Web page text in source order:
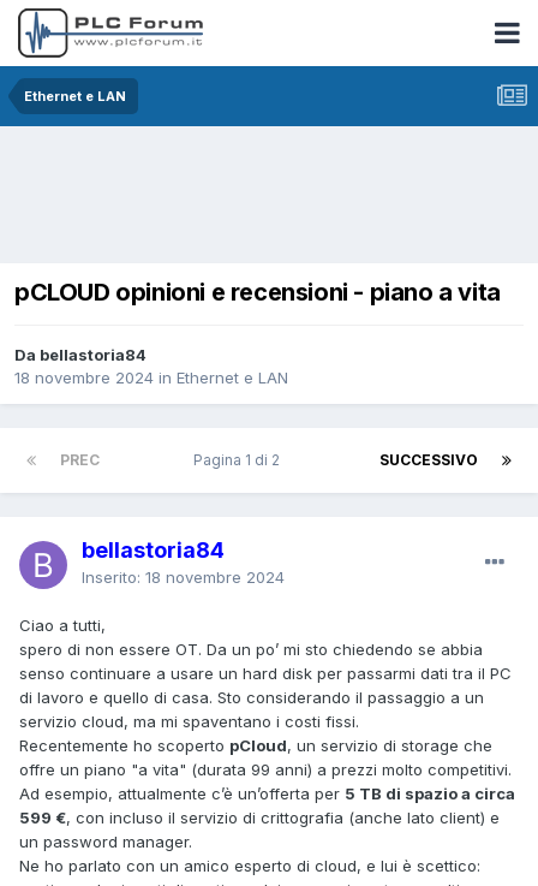
Ethernet e LAN
pCLOUD opinioni e recensioni - piano a vita
Da bellastoria84
18 novembre 2024 in Ethernet e LAN
PREC SUCCESSIVO
Pagina 1 di 2
bellastoria84
Inserito: 18 novembre 2024
Ciao a tutti,
spero di non essere OT. Da un po’ mi sto chiedendo se abbia
senso continuare a usare un hard disk per passarmi dati tra il PC
di lavoro e quello di casa. Sto considerando il passaggio a un
servizio cloud, ma mi spaventano i costi fissi.
Recentemente ho scoperto pCloud, un servizio di storage che
offre un piano "a vita" (durata 99 anni) a prezzi molto competitivi.
Ad esempio, attualmente c’è un’offerta per 5 TB di spazio a circa
599 €, con incluso il servizio di crittografia (anche lato client) e
un password manager.
Ne ho parlato con un amico esperto di cloud, e lui è scettico: